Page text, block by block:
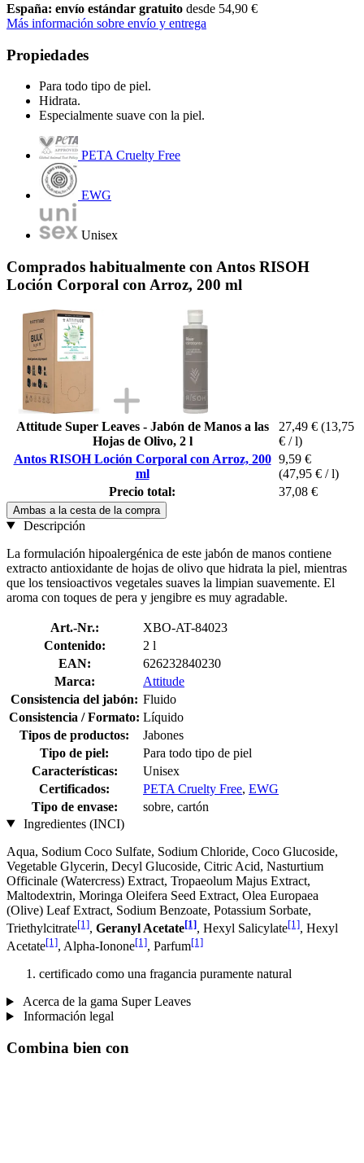
España: envío estándar gratuito desde 54,90 €
Más información sobre envío y entrega
Propiedades
Para todo tipo de piel.
Hidrata.
Especialmente suave con la piel.
PETA Cruelty Free
EWG
Unisex
Comprados habitualmente con Antos RISOH
Loción Corporal con Arroz, 200 ml
Attitude Super Leaves - Jabón de Manos a las
Hojas de Olivo, 2 l
27,49 € (13,75
€ / l)
Antos RISOH Loción Corporal con Arroz, 200
ml
9,59 €
(47,95 € / l)
Precio total:
37,08 €
Ambas a la cesta de la compra
Descripción
La formulación hipoalergénica de este jabón de manos contiene
extracto antioxidante de hojas de olivo que hidrata la piel, mientras
que los tensioactivos vegetales suaves la limpian suavemente. El
aroma con toques de pera y jengibre es muy agradable.
Art.-Nr.:
XBO-AT-84023
Contenido:
2 l
EAN:
626232840230
Marca:
Attitude
Consistencia del jabón: Fluido
Consistencia / Formato: Líquido
Tipos de productos:
Jabones
Tipo de piel:
Para todo tipo de piel
Características:
Unisex
Certificados:
PETA Cruelty Free, EWG
Tipo de envase:
sobre, cartón
Ingredientes (INCI)
Aqua, Sodium Coco­ Sulfate, Sodium Chloride, Coco Glucoside,
Vegetable Glycerin, Decyl Glucoside, Citric Acid, Nasturtium
Officinale (Watercress) Extract, Tropaeolum Majus Extract,
Maltodextrin, Moringa Oleifera Seed Extract, Olea Europaea
(Olive) Leaf Extract, Sodium Benzoate, Potassium Sorbate,
Triethylcitrate[1], Geranyl Acetate[1], Hexyl Salicylate[1], Hexyl
Acetate[1], Alpha-Ionone[1], Parfum[1]
certificado como una fragancia puramente natural
Acerca de la gama Super Leaves
Información legal
Combina bien con